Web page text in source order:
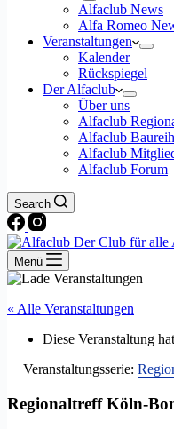
Alfaclub News
Alfa Romeo
Veranstaltungen
Kalender
Rückspiegel
Der Alfaclub
Über uns
Alfaclub
Alfaclub
Alfaclub
Alfaclub Forum
Search
Menü
« Alle Veranstaltungen
Diese Veranstaltung
Veranstaltungsserie:
Regionaltreff Köln-